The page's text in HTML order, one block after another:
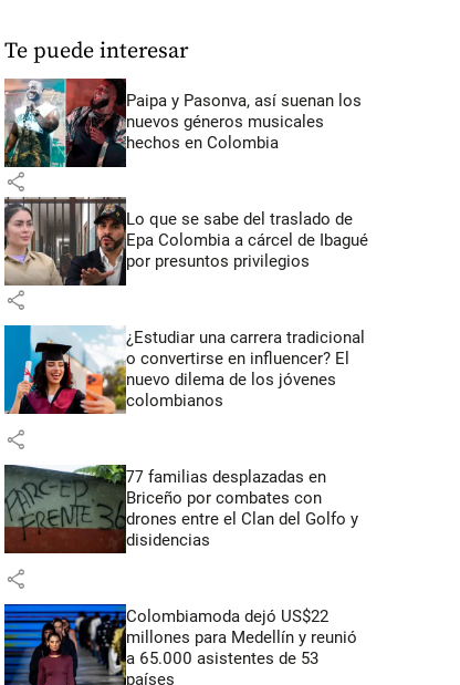
Te puede interesar
Paipa y Pasonva, así suenan los
nuevos géneros musicales
hechos en Colombia
share
Lo que se sabe del traslado de
Epa Colombia a cárcel de Ibagué
por presuntos privilegios
share
¿Estudiar una carrera tradicional
o convertirse en influencer? El
nuevo dilema de los jóvenes
colombianos
share
77 familias desplazadas en
Briceño por combates con
drones entre el Clan del Golfo y
disidencias
share
Colombiamoda dejó US$22
millones para Medellín y reunió
a 65.000 asistentes de 53
países